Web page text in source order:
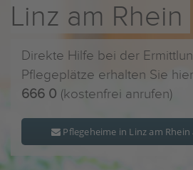
Linz am Rhein
Direkte Hilfe bei der
Pflegeplätze erhalten Sie hier
666 0 (kostenfrei anrufen)
Pflegeheime in Linz am